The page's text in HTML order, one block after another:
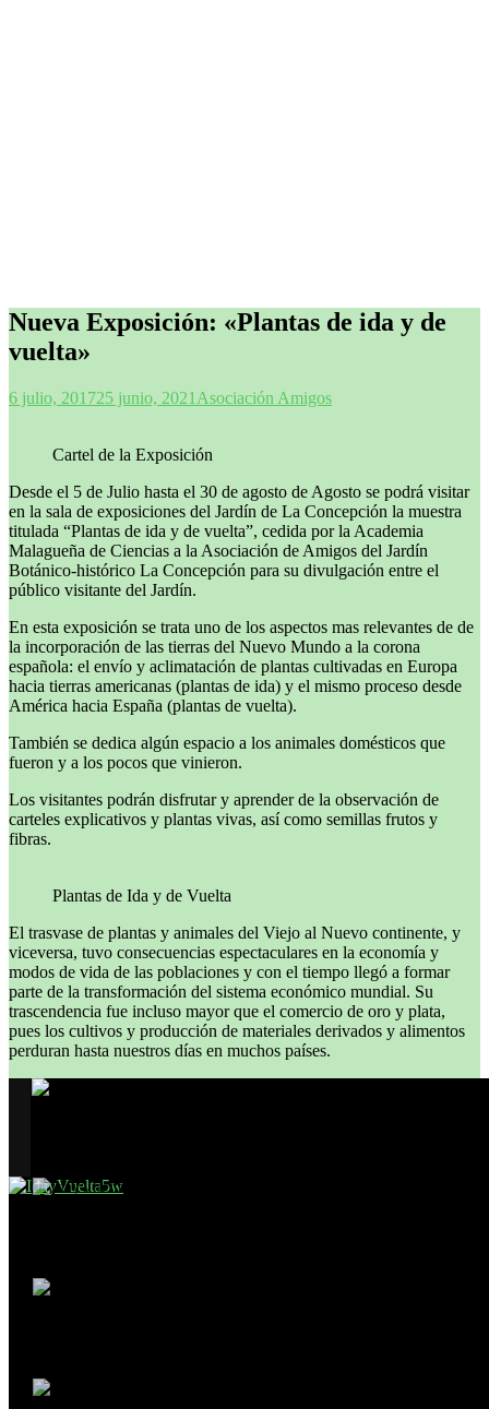
Nueva Exposición: «Plantas de ida y de
vuelta»
6 julio, 201725 junio, 2021 Asociación Amigos
Cartel de la Exposición
Desde el 5 de Julio hasta el 30 de agosto de Agosto se podrá visitar
en la sala de exposiciones del Jardín de La Concepción la muestra
titulada “Plantas de ida y de vuelta”, cedida por la Academia
Malagueña de Ciencias a la Asociación de Amigos del Jardín
Botánico-histórico La Concepción para su divulgación entre el
público visitante del Jardín.
En esta exposición se trata uno de los aspectos mas relevantes de de
la incorporación de las tierras del Nuevo Mundo a la corona
española: el envío y aclimatación de plantas cultivadas en Europa
hacia tierras americanas (plantas de ida) y el mismo proceso desde
América hacia España (plantas de vuelta).
También se dedica algún espacio a los animales domésticos que
fueron y a los pocos que vinieron.
Los visitantes podrán disfrutar y aprender de la observación de
carteles explicativos y plantas vivas, así como semillas frutos y
fibras.
Plantas de Ida y de Vuelta
El trasvase de plantas y animales del Viejo al Nuevo continente, y
viceversa, tuvo consecuencias espectaculares en la economía y
modos de vida de las poblaciones y con el tiempo llegó a formar
parte de la transformación del sistema económico mundial. Su
trascendencia fue incluso mayor que el comercio de oro y plata,
pues los cultivos y producción de materiales derivados y alimentos
perduran hasta nuestros días en muchos países.